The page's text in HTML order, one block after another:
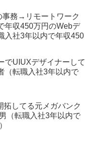
事務→リモートワーク
年収450万円のWebデ
入社3年以内で年収450
でUIUXデザイナーして
（転職入社3年以内で
拓してる元メガバンク
（転職入社3年以内で